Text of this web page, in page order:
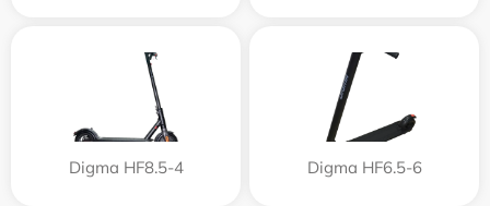
Digma HF8.5-4 Digma HF6.5-6